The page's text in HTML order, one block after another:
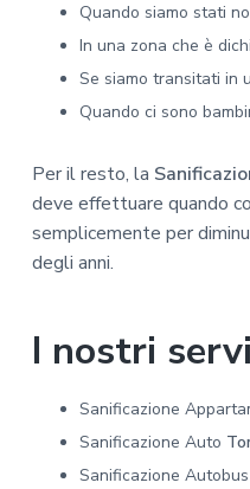
Quando siamo stati
In una zona che è
Se siamo transitati in
Quando ci sono
Per il resto, la
deve effettuare quando
semplicemente per
degli anni.
I nostri
Sanificazione
Sanificazione Auto
Sanificazione Autobus